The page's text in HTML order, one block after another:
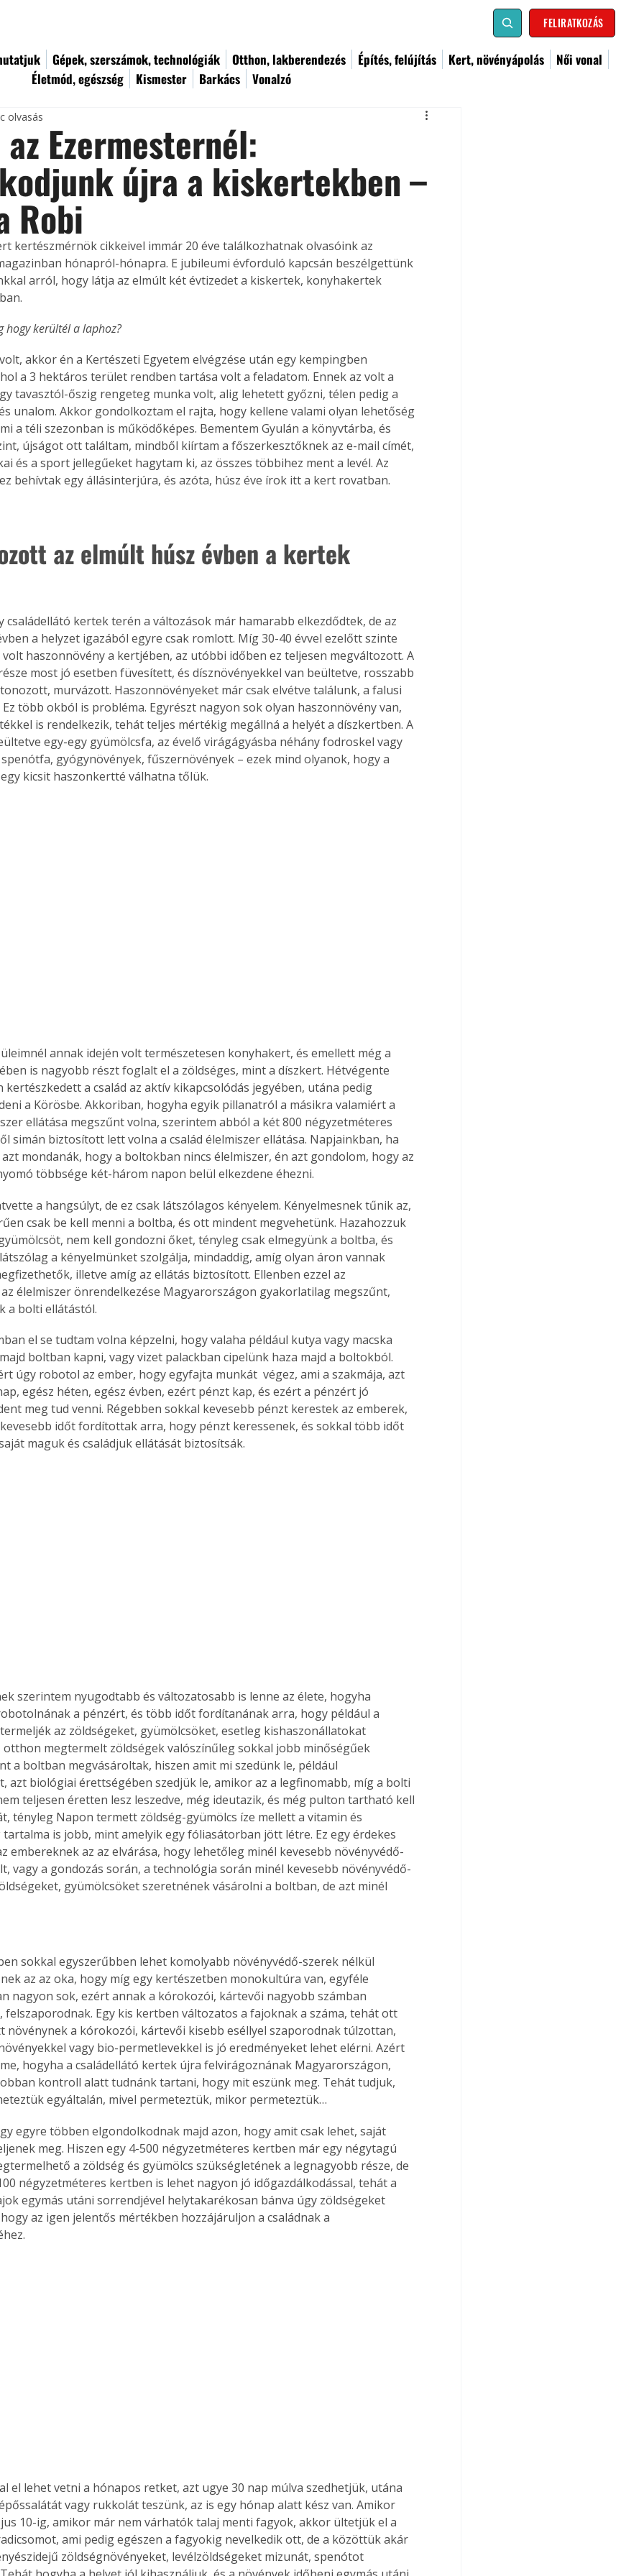
FELIRATKOZÁS
Gépek, szerszámok, technológiák Otthon, lakberendezés Építés, felújítás Kert, növényápolás
Női vonal
Életmód, egészség
Kismester Barkács Vonalzó
az
Old
új,
Együtt jobban megéri!
Bővebb információ itt!
Együtt jobban megéri! A
könyvek tetszőleges
párosítással kedvezményes
áron, 0 Ft postaköltséggel
megrendelhetők!
Gyógyító növények: a
természet kincsei az
Ezermesternél:
újra a kiskertekben –
Robi
olvasás
kertészmérnök cikkeivel immár 20 éve találkozhatnak olvasóink az
hónapról-hónapra. E jubileumi évforduló kapcsán beszélgettünk
arról, hogy látja az elmúlt két évtizedet a kiskertek, konyhakertek
hogy kerültél a laphoz?
akkor én a Kertészeti Egyetem elvégzése után egy kempingben
a 3 hektáros terület rendben tartása volt a feladatom. Ennek az volt a
tavasztól-őszig rengeteg munka volt, alig lehetett győzni, télen pedig a
unalom. Akkor gondolkoztam el rajta, hogy kellene valami olyan lehetőség
a téli szezonban is működőképes. Bementem Gyulán a könyvtárba, és
újságot ott találtam, mindből kiírtam a főszerkesztőknek az e-mail címét,
és a sport jellegűeket hagytam ki, az összes többihez ment a levél. Az
behívtak egy állásinterjúra, és azóta, húsz éve írok itt a kert rovatban.
az elmúlt húsz évben a kertek
családellátó kertek terén a változások már hamarabb elkezdődtek, de az
a helyzet igazából egyre csak romlott. Míg 30-40 évvel ezelőtt szinte
haszonnövény a kertjében, az utóbbi időben ez teljesen megváltozott. A
most jó esetben füvesített, és dísznövényekkel van beültetve, rosszabb
murvázott. Haszonnövényeket már csak elvétve találunk, a falusi
több okból is probléma. Egyrészt nagyon sok olyan haszonnövény van,
is rendelkezik, tehát teljes mértékig megállná a helyét a díszkertben. A
egy-egy gyümölcsfa, az évelő virágágyásba néhány fodroskel vagy
gyógynövények, fűszernövények – ezek mind olyanok, hogy a
kicsit haszonkertté válhatna tőlük.
annak idején volt természetesen konyhakert, és emellett még a
is nagyobb részt foglalt el a zöldséges, mint a díszkert. Hétvégente
kertészkedett a család az aktív kikapcsolódás jegyében, utána pedig
a Körösbe. Akkoriban, hogyha egyik pillanatról a másikra valamiért a
ellátása megszűnt volna, szerintem abból a két 800 négyzetméteres
simán biztosított lett volna a család élelmiszer ellátása. Napjainkban, ha
azt mondanák, hogy a boltokban nincs élelmiszer, én azt gondolom, hogy az
többsége két-három napon belül elkezdene éhezni.
a hangsúlyt, de ez csak látszólagos kényelem. Kényelmesnek tűnik az,
csak be kell menni a boltba, és ott mindent megvehetünk. Hazahozzuk
nem kell gondozni őket, tényleg csak elmegyünk a boltba, és
a kényelmünket szolgálja, mindaddig, amíg olyan áron vannak
illetve amíg az ellátás biztosított. Ellenben ezzel az
élelmiszer önrendelkezése Magyarországon gyakorlatilag megszűnt,
a bolti ellátástól.
el se tudtam volna képzelni, hogy valaha például kutya vagy macska
boltban kapni, vagy vizet palackban cipelünk haza majd a boltokból.
úgy robotol az ember, hogy egyfajta munkát  végez, ami a szakmája, azt
egész héten, egész évben, ezért pénzt kap, és ezért a pénzért jó
meg tud venni. Régebben sokkal kevesebb pénzt kerestek az emberek,
időt fordítottak arra, hogy pénzt keressenek, és sokkal több időt
maguk és családjuk ellátását biztosítsák.
szerintem nyugodtabb és változatosabb is lenne az élete, hogyha
a pénzért, és több időt fordítanának arra, hogy például a
az zöldségeket, gyümölcsöket, esetleg kishaszonállatokat
otthon megtermelt zöldségek valószínűleg sokkal jobb minőségűek
a boltban megvásároltak, hiszen amit mi szedünk le, például
azt biológiai érettségében szedjük le, amikor az a legfinomabb, míg a bolti
teljesen éretten lesz leszedve, még ideutazik, és még pulton tartható kell
tényleg Napon termett zöldség-gyümölcs íze mellett a vitamin és
tartalma is jobb, mint amelyik egy fóliasátorban jött létre. Ez egy érdekes
embereknek az az elvárása, hogy lehetőleg minél kevesebb növényvédő-
vagy a gondozás során, a technológia során minél kevesebb növényvédő-
gyümölcsöket szeretnének vásárolni a boltban, de azt minél
sokkal egyszerűbben lehet komolyabb növényvédő-szerek nélkül
az az oka, hogy míg egy kertészetben monokultúra van, egyféle
nagyon sok, ezért annak a kórokozói, kártevői nagyobb számban
felszaporodnak. Egy kis kertben változatos a fajoknak a száma, tehát ott
növénynek a kórokozói, kártevői kisebb eséllyel szaporodnak túlzottan,
vagy bio-permetlevekkel is jó eredményeket lehet elérni. Azért
hogyha a családellátó kertek újra felvirágoznának Magyarországon,
kontroll alatt tudnánk tartani, hogy mit eszünk meg. Tehát tudjuk,
egyáltalán, mivel permeteztük, mikor permeteztük…
egyre többen elgondolkodnak majd azon, hogy amit csak lehet, saját
meg. Hiszen egy 4-500 négyzetméteres kertben már egy négytagú
a zöldség és gyümölcs szükségletének a legnagyobb része, de
négyzetméteres kertben is lehet nagyon jó időgazdálkodással, tehát a
egymás utáni sorrendjével helytakarékosan bánva úgy zöldségeket
az igen jelentős mértékben hozzájáruljon a családnak a
el lehet vetni a hónapos retket, azt ugye 30 nap múlva szedhetjük, utána
vagy rukkolát teszünk, az is egy hónap alatt kész van. Amikor
10-ig, amikor már nem várhatók talaj menti fagyok, akkor ültetjük el a
ami pedig egészen a fagyokig nevelkedik ott, de a közöttük akár
zöldségnövényeket, levélzöldségeket mizunát, spenótot